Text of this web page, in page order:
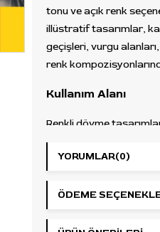
tonu ve açık renk
illüstratif tasarımlar,
geçişleri, vurgu
renk
Kullanım Alanı
Renkli dövme
karakter dövmeleri,
alanları, vurgu
ailelerini bir arada
bir palet oluşturur.
YORUMLAR(0)
ÖDEME